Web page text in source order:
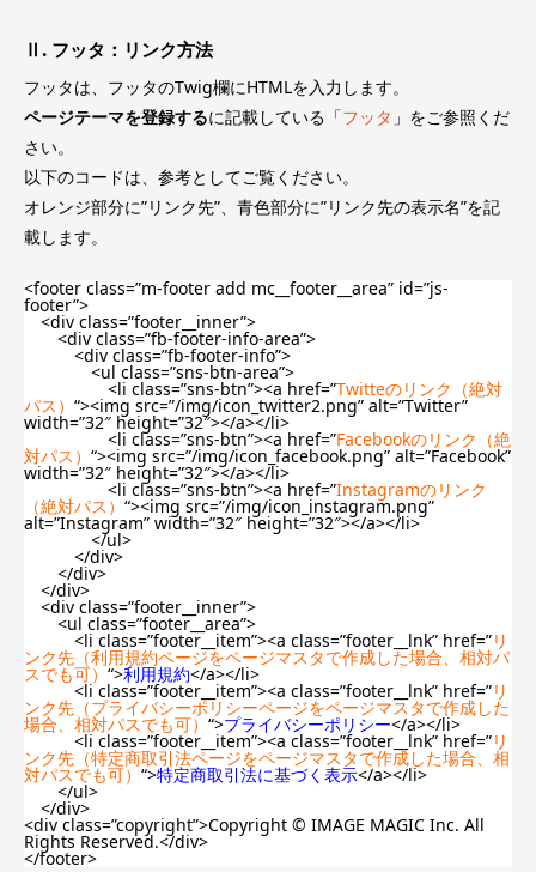
Ⅱ. フッタ：リンク方法
フッタは、フッタのTwig欄にHTMLを入力します。
ページテーマを登録するに記載している「フッタ 」をご参照くだ
さい。
以下のコードは、参考としてご覧ください。
オレンジ部分に”リンク先”、青色部分に”リンク先の表示名”を記
載します。
<footer class=”m-footer add mc__footer__area” id=”js-
footer”>
<div class=”footer__inner”>
<div class=”fb-footer-info-area”>
<div class=”fb-footer-info”>
<ul class=”sns-btn-area”>
<li class=”sns-btn”><a href=”Twitteのリンク（絶対
パス） “><img src=”/img/icon_twitter2.png” alt=”Twitter”
width=”32″ height=”32″></a></li>
<li class=”sns-btn”><a href=”Facebookのリンク（絶
対パス） “><img src=”/img/icon_facebook.png” alt=”Facebook”
width=”32″ height=”32″></a></li>
<li class=”sns-btn”><a href=”Instagramのリンク
（絶対パス） “><img src=”/img/icon_instagram.png”
alt=”Instagram” width=”32″ height=”32″></a></li>
</ul>
</div>
</div>
</div>
<div class=”footer__inner”>
<ul class=”footer__area”>
<li class=”footer__item”><a class=”footer__lnk” href=”リ
ンク先（利用規約ページをページマスタで作成した場合、相対パ
スでも可） “>利用規約</a></li>
<li class=”footer__item”><a class=”footer__lnk” href=”リ
ンク先（プライバシーポリシーページをページマスタで作成した
場合、相対パスでも可） “>プライバシーポリシー</a></li>
<li class=”footer__item”><a class=”footer__lnk” href=”リ
ンク先（特定商取引法ページをページマスタで作成した場合、相
対パスでも可） “>特定商取引法に基づく表示</a></li>
</ul>
</div>
<div class=”copyright”>Copyright © IMAGE MAGIC Inc. All
Rights Reserved.</div>
</footer>